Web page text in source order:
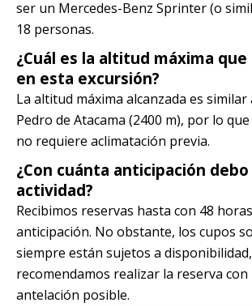
ser un Mercedes-Benz Sprinter (o
18 personas.
¿Cuál es la altitud máxima que
en esta excursión?
La altitud máxima alcanzada es similar
Pedro de Atacama (2400 m), por lo
no requiere aclimatación previa.
¿Con cuánta anticipación
actividad?
Recibimos reservas hasta con 48
anticipación. No obstante, los cupos
siempre están sujetos a
recomendamos realizar la reserva
antelación posible.